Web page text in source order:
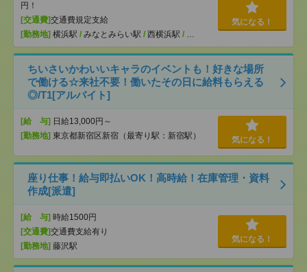
円！
[交通費]交通費規定支給
[勤務地] 横浜駅 / みなとみらい駅 / 西横浜駅 / …
気になる！
ちいさいかわいいキャラのイベントも！好きな場所
で働ける☆来社不要！働いたその日に給料もらえる
◎/T1[アルバイト]
[給 与] 日給13,000円～
[勤務地] 東京都新宿区新宿（最寄り駅：新宿駅） 気になる！
座り仕事！給与即払いOK！高時給！在庫管理・資料
作成[派遣]
[給 与] 時給1500円
[交通費]交通費支給有り
[勤務地] 藤沢駅
気になる！